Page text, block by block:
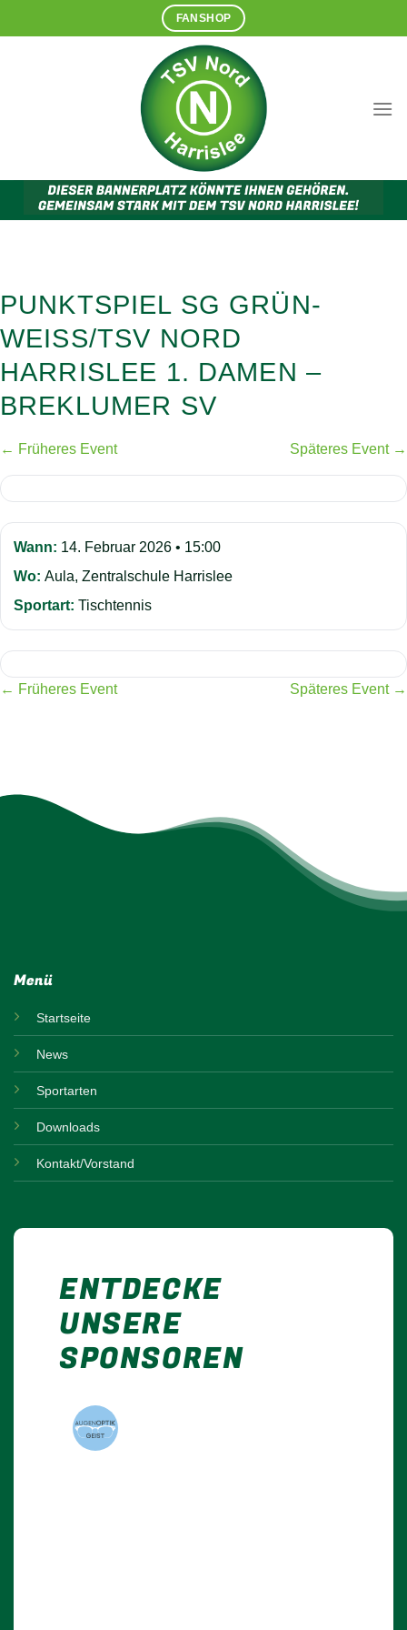
Inhalt
FANSHOP
PUNKTSPIEL SG GRÜN-
WEISS/TSV NORD
HARRISLEE 1. DAMEN –
BREKLUMER SV
← Früheres Event Späteres Event →
Wann: 14. Februar 2026 • 15:00
Wo: Aula, Zentralschule Harrislee
Sportart: Tischtennis
← Früheres Event Späteres Event →
Menü
Startseite
News
Sportarten
Downloads
Kontakt/Vorstand
ENTDECKE
UNSERE
SPONSOREN